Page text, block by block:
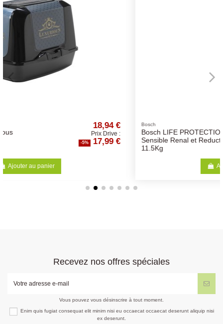
:
Bosch LIFE PROTECTION
Sensible Renal et Reduction
Prix Drive
-5% 49,99
Recevez nos offres spéciales
Vous pouvez vous désinscrire à tout moment.
Enim quis fugiat consequat elit minim nisi eu occaecat occaecat deserunt aliquip nisi
ex deserunt.